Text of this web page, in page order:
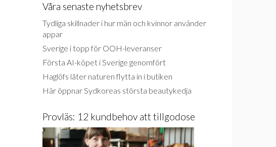
Våra senaste nyhetsbrev
Tydliga skillnader i hur män och kvinnor använder
appar
Sverige i topp för OOH-leveranser
Första AI-köpet i Sverige genomfört
Haglöfs låter naturen flytta in i butiken
Här öppnar Sydkoreas största beautykedja
Provläs: 12 kundbehov att tillgodose